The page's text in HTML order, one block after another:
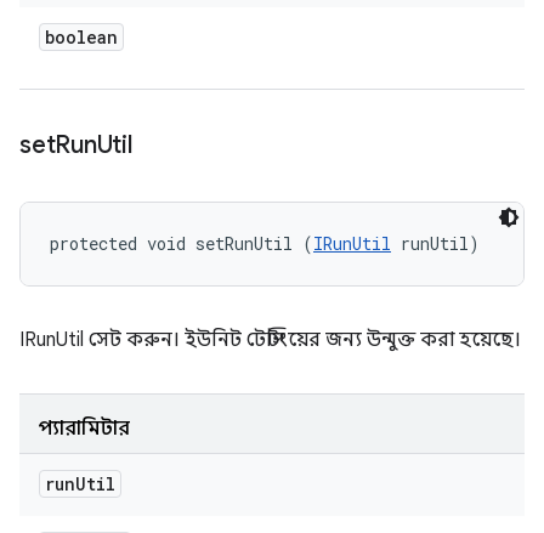
boolean
setRunUtil
protected void setRunUtil (IRunUtil runUtil)
IRunUtil সেট করুন। ইউনিট টেস্টিংয়ের জন্য উন্মুক্ত করা হয়েছে।
প্যারামিটার
runUtil